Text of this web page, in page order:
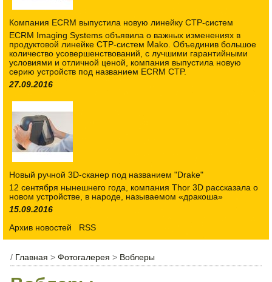
Компания ECRM выпустила новую линейку CTP-систем
ECRM Imaging Systems объявила о важных изменениях в
продуктовой линейке CTP-систем Mako. Объединив большое
количество усовершенствований, с лучшими гарантийными
условиями и отличной ценой, компания выпустила новую
серию устройств под названием ECRM CTP.
27.09.2016
Новый ручной 3D-сканер под названием "Drake"
12 сентября нынешнего года, компания Thor 3D рассказала о
новом устройстве, в народе, называемом «дракоша»
15.09.2016
Архив новостей
RSS
/ Главная > Фотогалерея > Воблеры